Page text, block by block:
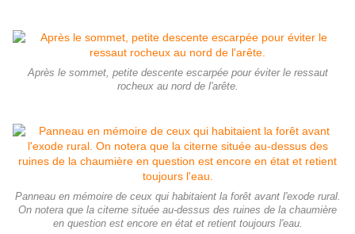
Après le sommet, petite descente escarpée pour éviter le ressaut
rocheux au nord de l'arête.
Panneau en mémoire de ceux qui habitaient la forêt avant l'exode rural.
On notera que la citerne située au-dessus des ruines de la chaumière
en question est encore en état et retient toujours l'eau.